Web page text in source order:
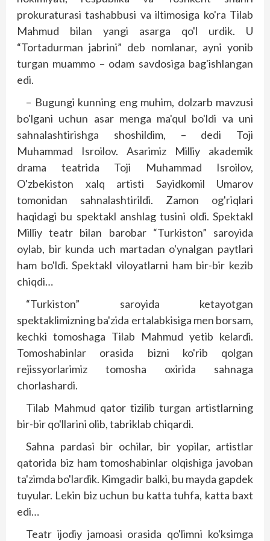
prokuraturasi tashabbusi va iltimosiga ko'ra Tilab
Mahmud bilan yangi asarga qo'l urdik. U
“Tortadurman jab­rini” deb nomlanar, ayni yonib
turgan muammo – odam savdosiga bag'ishlangan
edi.
– Bugungi kunning eng muhim, dolzarb mavzusi
bo'lgani uchun asar menga ma'qul bo'ldi va uni
sahnalashtirishga shoshildim, – dedi Toji
Muhammad Isroilov. Asarimiz Milliy akademik
drama teatrida Toji Muhammad Isroilov,
O'zbekiston xalq artisti Sayidkomil Umarov
tomonidan sahnalashtirildi. Zamon og'riqlari
haqidagi bu spektakl anshlag tusini oldi. Spektakl
Milliy teatr bilan barobar “Turkiston” saroyida
oylab, bir kunda uch martadan o'ynalgan payt­lari
ham bo'ldi. Spektakl viloyatlarni ham bir-bir kezib
chiqdi…
“Turkiston” saroyida ketayotgan
spektaklimizning ba'zida ertalabkisiga men borsam,
kechki tomoshaga Tilab Mahmud yetib kelardi.
Tomoshabinlar orasida bizni ko'rib qolgan
rejissyorlarimiz tomosha oxirida sahnaga
chorlashardi.
Tilab Mahmud qator tizilib turgan artistlarning
bir-bir qo'llarini olib, tabriklab chiqardi.
Sahna pardasi bir ochilar, bir yopilar, artistlar
qatorida biz ham tomoshabinlar olqishiga javoban
ta'zimda bo'lardik. Kimgadir balki, bu mayda gapdek
tuyular. Lekin biz uchun bu katta tuhfa, katta baxt
edi…
Teatr ijodiy jamoasi orasida qo'limni ko'ksimga